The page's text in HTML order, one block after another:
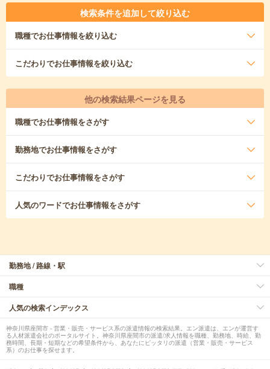
検索条件を追加して絞り込む
職種でお仕事情報を絞り込む
こだわりでお仕事情報を絞り込む
他の検索結果ページを見る
職種でお仕事情報をさがす
勤務地でお仕事情報をさがす
こだわりでお仕事情報をさがす
人気のワードでお仕事情報をさがす
勤務地 / 路線・駅
職種
人気の検索インデックス
神奈川県座間市 - 営業・販売・サービス系の派遣情報の検索結果。エン派遣は、エンが運営す
る人材派遣会社のポータルサイト。神奈川県座間市の派遣/求人情報を職種、勤務地、時給、勤
務時間、長期・短期などの希望条件から、あなたにピッタリの派遣（営業・販売・サービス
系）のお仕事を探せます。